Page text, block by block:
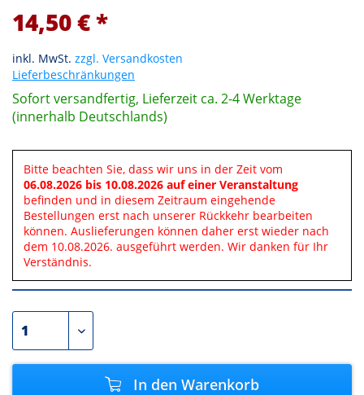
14,50 € *
inkl. MwSt. zzgl. Versandkosten
Lieferbeschränkungen
Sofort versandfertig, Lieferzeit ca. 2-4 Werktage
(innerhalb Deutschlands)
Bitte beachten Sie, dass wir uns in der Zeit vom
06.08.2026 bis 10.08.2026 auf einer Veranstaltung
befinden und in diesem Zeitraum eingehende
Bestellungen erst nach unserer Rückkehr bearbeiten
können. Auslieferungen können daher erst wieder nach
dem 10.08.2026. ausgeführt werden. Wir danken für Ihr
Verständnis.
In den Warenkorb